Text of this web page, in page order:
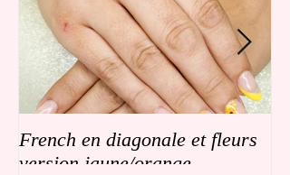
French en diagonale et fleurs
version jaune/orange